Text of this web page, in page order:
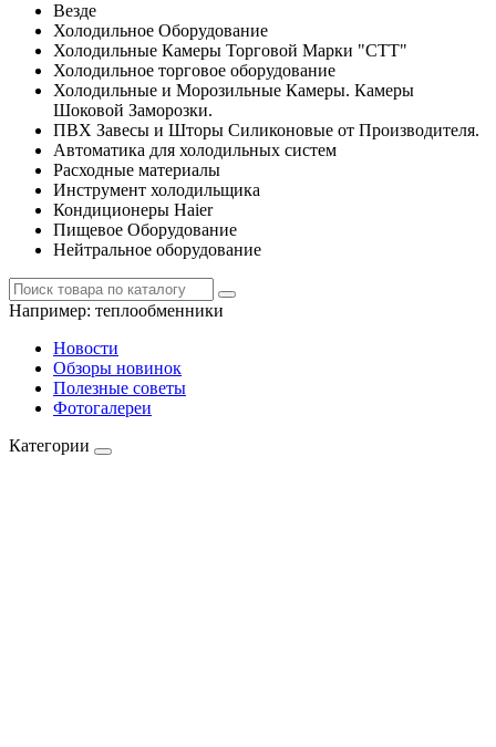
Везде
Холодильное Оборудование
Холодильные Камеры Торговой Марки "СТТ"
Холодильное торговое оборудование
Холодильные и Морозильные Камеры. Камеры
Шоковой Заморозки.
ПВХ Завесы и Шторы Силиконовые от Производителя.
Автоматика для холодильных систем
Расходные материалы
Инструмент холодильщика
Кондиционеры Haier
Пищевое Оборудование
Нейтральное оборудование
Например: теплообменники
Новости
Обзоры новинок
Полезные советы
Фотогалереи
Категории